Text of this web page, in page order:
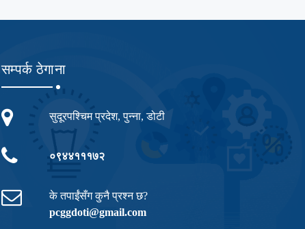
सम्पर्क ठेगाना
सुदूरपश्चिम प्रदेश, पुन्ना, डोटी
०९४४१११७२
के तपाईंसँग कुनै प्रश्न छ?
pcggdoti@gmail.com